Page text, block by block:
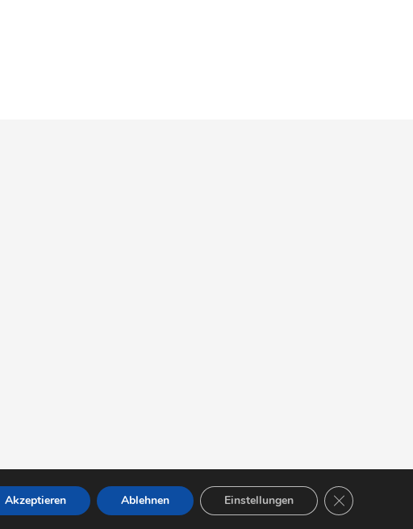
Akzeptieren Ablehnen Einstellungen GDPR